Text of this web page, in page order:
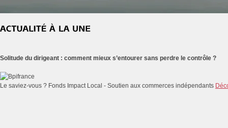
Solitude du dirigeant : comment mieux s’entourer sans perdre le contrôle ?
Le saviez-vous ? Fonds Impact Local - Soutien aux commerces indépendants